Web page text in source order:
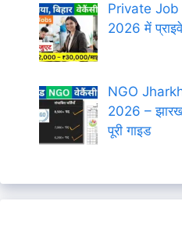
Private Job
2026 में
NGO
2026 –
पूरी गाइड